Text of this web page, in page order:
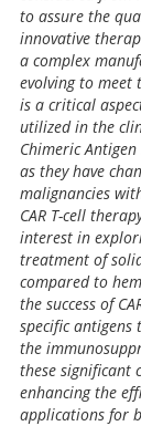
to assure the
innovative
a complex
evolving to meet
is a critical
utilized in the
Chimeric
as they have
malignancies
CAR T-cell
interest in
treatment of
compared to
the success of
specific
the
these significant
enhancing the
applications for